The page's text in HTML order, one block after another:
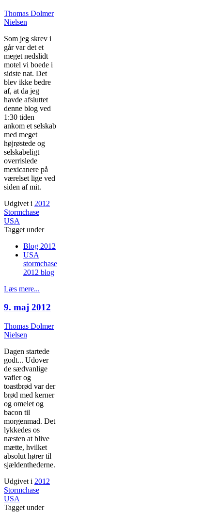
Thomas Dolmer
Nielsen
Som jeg skrev i
går var det et
meget nedslidt
motel vi boede i
sidste nat. Det
blev ikke bedre
af, at da jeg
havde afsluttet
denne blog ved
1:30 tiden
ankom et selskab
med meget
højrøstede og
selskabeligt
overrislede
mexicanere på
værelset lige ved
siden af mit.
Udgivet i 2012
Stormchase
USA
Tagget under
Blog 2012
USA
stormchase
2012 blog
Læs mere...
9. maj 2012
Thomas Dolmer
Nielsen
Dagen startede
godt... Udover
de sædvanlige
vafler og
toastbrød var der
brød med kerner
og omelet og
bacon til
morgenmad. Det
lykkedes os
næsten at blive
mætte, hvilket
absolut hører til
sjældenthederne.
Udgivet i 2012
Stormchase
USA
Tagget under